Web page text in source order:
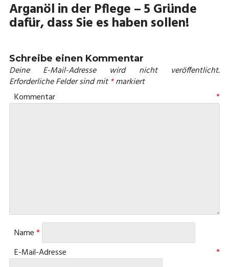
Arganöl in der Pflege – 5 Gründe
dafür, dass Sie es haben sollen!
Schreibe einen Kommentar
Deine E-Mail-Adresse wird nicht veröffentlicht.
Erforderliche Felder sind mit*markiert
Kommentar*
Name*
E-Mail-Adresse*